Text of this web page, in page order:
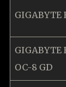
GIGABYTE
GIGABYTE
OC-8 GD